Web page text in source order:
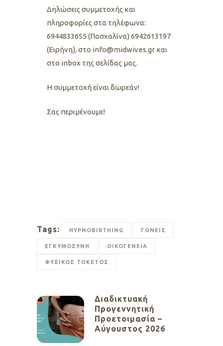
Δηλώσεις συμμετοχής και
πληροφορίες στα τηλέφωνα:
6944833655 (Πασχαλίνα) 6942613197
(Ειρήνη), στο info@midwives.gr και
στο inbox της σελίδας μας.
Η συμμετοχή είναι δωρεάν!
Σας περιμένουμε!
Tags: HYPNOBIRTHING ΓΟΝΕΙΣ
ΕΓΚΥΜΟΣΥΝΗ ΟΙΚΟΓΕΝΕΙΑ
ΦΥΣΙΚΟΣ ΤΟΚΕΤΟΣ
Διαδικτυακή
Προγεννητική
Προετοιμασία –
Αύγουστος 2026